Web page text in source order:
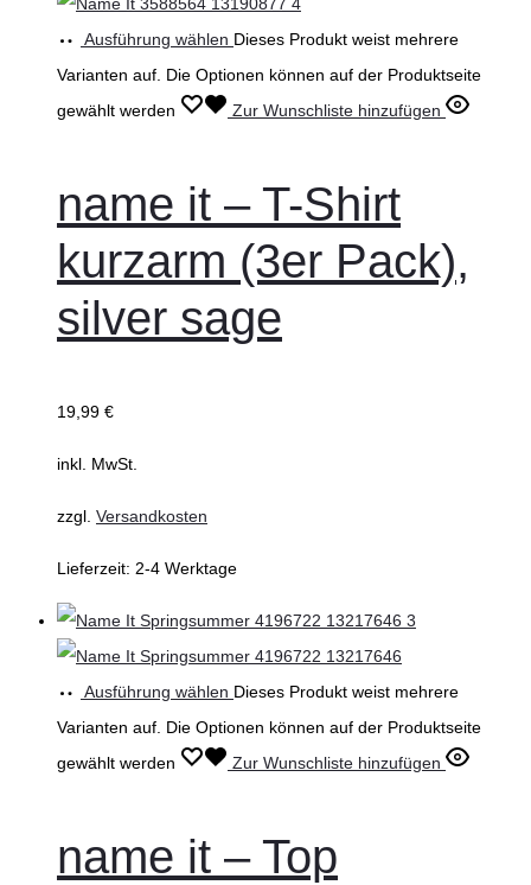
Ausführung wählen Dieses Produkt weist mehrere
Varianten auf. Die Optionen können auf der Produktseite
gewählt werden
Zur Wunschliste hinzufügen
name it – T-Shirt
kurzarm (3er Pack),
silver sage
19,99 €
inkl. MwSt.
zzgl. Versandkosten
Lieferzeit: 2-4 Werktage
Ausführung wählen Dieses Produkt weist mehrere
Varianten auf. Die Optionen können auf der Produktseite
gewählt werden
Zur Wunschliste hinzufügen
name it – Top